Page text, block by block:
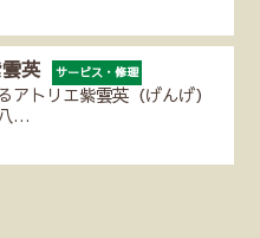
雲英 サービス・修理
アトリエ紫雲英（げんげ）
…